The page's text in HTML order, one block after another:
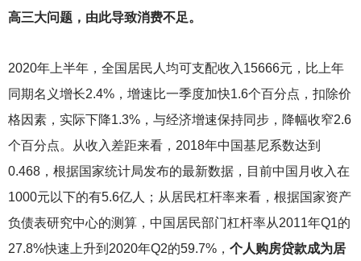
高三大问题，由此导致消费不足。
2020年上半年，全国居民人均可支配收入15666元，比上年
同期名义增长2.4%，增速比一季度加快1.6个百分点，扣除价
格因素，实际下降1.3%，与经济增速保持同步，降幅收窄2.6
个百分点。从收入差距来看，2018年中国基尼系数达到
0.468，根据国家统计局发布的最新数据，目前中国月收入在
1000元以下的有5.6亿人；从居民杠杆率来看，根据国家资产
负债表研究中心的测算，中国居民部门杠杆率从2011年Q1的
27.8%快速上升到2020年Q2的59.7%， 个人购房贷款成为居